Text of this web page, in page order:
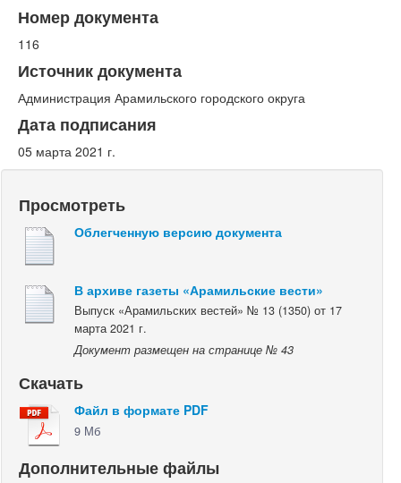
Номер документа
116
Источник документа
Администрация Арамильского городского округа
Дата подписания
05 марта 2021 г.
Просмотреть
Облегченную версию документа
В архиве газеты «Арамильские вести»
Выпуск «Арамильских вестей» № 13 (1350) от 17
марта 2021 г.
Документ размещен на странице № 43
Скачать
Файл в формате PDF
9 Мб
Дополнительные файлы